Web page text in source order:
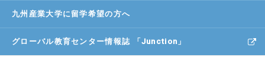
九州産業大学に 留学希望の方へ
グローバル教育センター情報誌 「Junction」